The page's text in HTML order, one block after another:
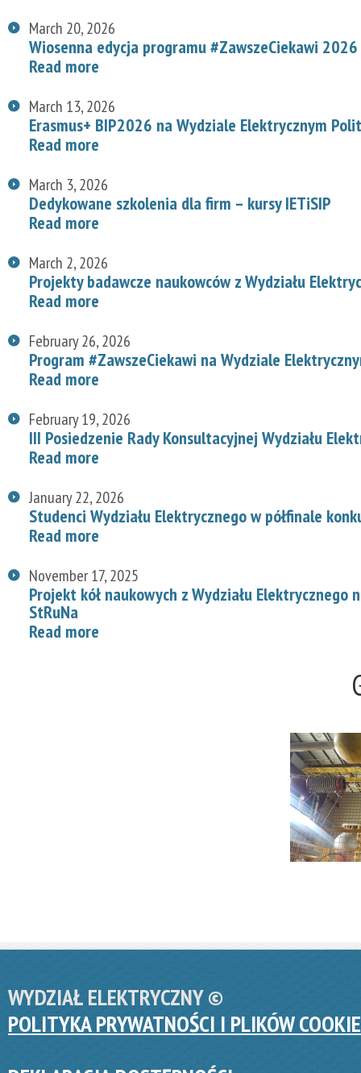
March 20, 2026
Wiosenna edycja programu #ZawszeCiekawi
Read more
March 13, 2026
Erasmus+ BIP2026 na Wydziale Elektrycznym
Read more
March 3, 2026
Dedykowane szkolenia dla firm – kursy IETiSIP
Read more
March 2, 2026
Projekty badawcze naukowców z Wydziału
Read more
February 26, 2026
Program #ZawszeCiekawi na Wydziale
Read more
February 19, 2026
III Posiedzenie Rady Konsultacyjnej Wydziału
Read more
January 22, 2026
Studenci Wydziału Elektrycznego w półfinale
Read more
November 17, 2025
Projekt kół naukowych z Wydziału
StRuNa
Read more
WYDZIAŁ ELEKTRYCZNY ©
POLITYKA PRYWATNOŚCI I PLIKÓW